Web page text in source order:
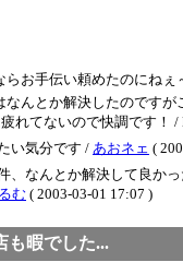
らお手伝い頼めたのにねぇ
なんとか解決したのです
れてないので快調です！ /
い気分です / あおネェ (
、なんとか解決して良か
む( 2003-03-01 17:07 )
も暇でした...